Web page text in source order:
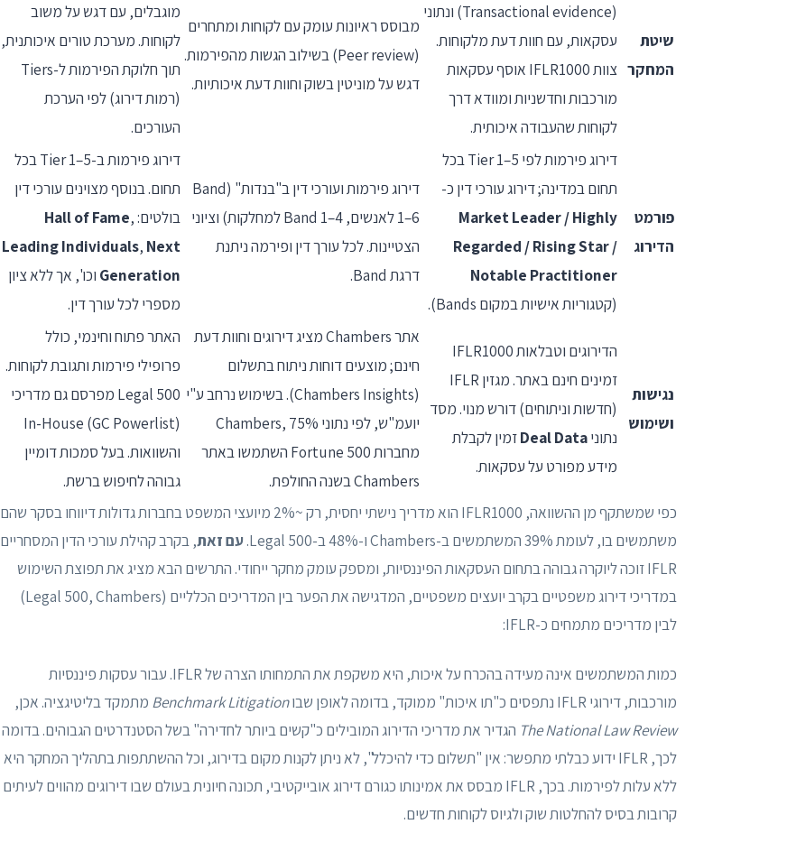
שיטת
המחקר
(Transactional evidence) ונתוני
עסקאות, עם חוות דעת מלקוחות.
צוות IFLR1000 אוסף עסקאות
מורכבות וחדשניות ומוודא דרך
לקוחות שהעבודה איכותית.
מבוסס ראיונות עומק עם לקוחות ומתחרים
(Peer review) בשילוב הגשות מהפירמות.
דגש על מוניטין בשוק וחוות דעת איכותיות.
מוגבלים, עם דגש על משוב
לקוחות. מערכת טורים איכותנית,
תוך חלוקת הפירמות ל-Tiers
(רמות דירוג) לפי הערכת
העורכים.
פורמט
הדירוג
דירוג פירמות לפי Tier 1–5 בכל
תחום במדינה; דירוג עורכי דין כ-
Market Leader / Highly
Regarded / Rising Star /
Notable Practitioner
(קטגוריות אישיות במקום Bands).
דירוג פירמות ועורכי דין ב"בנדות" (Band
1–6 לאנשים, Band 1–4 למחלקות) וציוני
הצטיינות. לכל עורך דין ופירמה ניתנת
דרגת Band.
דירוג פירמות ב-Tier 1–5 בכל
תחום. בנוסף מצוינים עורכי דין
בולטים: Hall of Fame,
Leading Individuals, Next
Generation וכו', אך ללא ציון
מספרי לכל עורך דין.
נגישות
ושימוש
הדירוגים וטבלאות IFLR1000
זמינים חינם באתר. מגזין IFLR
(חדשות וניתוחים) דורש מנוי. מסד
נתוניDeal Dataזמין לקבלת
מידע מפורט על עסקאות.
אתר Chambers מציג דירוגים וחוות דעת
חינם; מוצעים דוחות ניתוח בתשלום
(Chambers Insights). בשימוש נרחב ע"י
יועמ"ש, לפי נתוני Chambers, 75%
מחברות Fortune 500 השתמשו באתר
Chambers בשנה החולפת.
האתר פתוח וחינמי, כולל
פרופילי פירמות ותגובת לקוחות.
Legal 500 מפרסם גם מדריכי
In-House (GC Powerlist)
והשוואות. בעל סמכות דומיין
גבוהה לחיפוש ברשת.
כפי שמשתקף מן ההשוואה, IFLR1000 הוא מדריך נישתי יחסית, רק ~2% מיועצי המשפט בחברות גדולות דיווחו בסקר שהם
משתמשים בו, לעומת 39% המשתמשים ב-Chambers ו-48% ב-Legal 500.
עם זאת, בקרב קהילת עורכי הדין המסחריים
IFLR זוכה ליוקרה גבוהה בתחום העסקאות הפיננסיות, ומספק עומק מחקר ייחודי. התרשים הבא מציג את תפוצת השימוש
במדריכי דירוג משפטיים בקרב יועצים משפטיים, המדגישה את הפער בין המדריכים הכלליים (Legal 500, Chambers)
לבין מדריכים מתמחים כ-IFLR:
כמות המשתמשים אינה מעידה בהכרח על איכות, היא משקפת את התמחותו הצרה של IFLR. עבור עסקות פיננסיות
מורכבות, דירוגי IFLR נתפסים כ"תו איכות" ממוקד, בדומה לאופן שבו
Benchmark Litigation מתמקד בליטיגציה. אכן,
The National Law Review הגדיר את מדריכי הדירוג המובילים כ"קשים ביותר לחדירה" בשל הסטנדרטים הגבוהים. בדומה
לכך, IFLR ידוע כבלתי מתפשר: אין "תשלום כדי להיכלל", לא ניתן לקנות מקום בדירוג, וכל ההשתתפות בתהליך המחקר היא
ללא עלות לפירמות. בכך, IFLR מבסס את אמינותו כגורם דירוג אובייקטיבי, תכונה חיונית בעולם שבו דירוגים מהווים לעיתים
קרובות בסיס להחלטות שוק ולגיוס לקוחות חדשים.